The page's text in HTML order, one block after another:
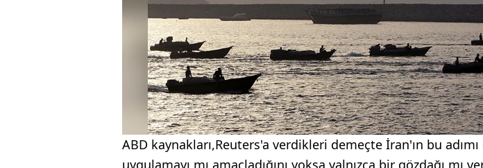
ABD kaynakları,Reuters'a verdikleri demeçte İran'ın bu